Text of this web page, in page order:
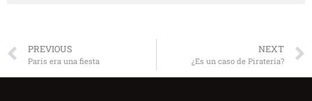
PREVIOUS
París era una fiesta
NEXT
¿Es un caso de Piratería?